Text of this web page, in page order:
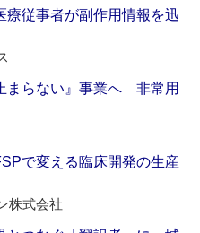
療従事者が副作用情報を迅
まらない』事業へ 非常用
で変える臨床開発の生産
株式会社